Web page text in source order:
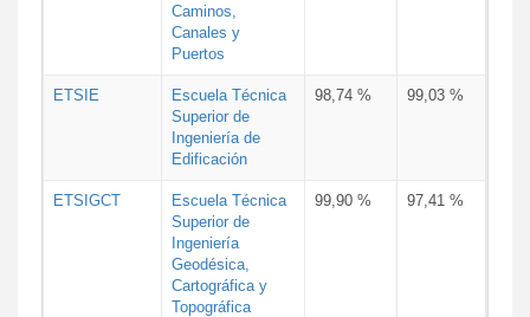
Caminos,
Canales y
Puertos
ETSIE
Escuela Técnica
Superior de
Ingeniería de
Edificación
98,74 % 99,03 %
ETSIGCT
Escuela Técnica
Superior de
Ingeniería
Geodésica,
Cartográfica y
Topográfica
99,90 % 97,41 %